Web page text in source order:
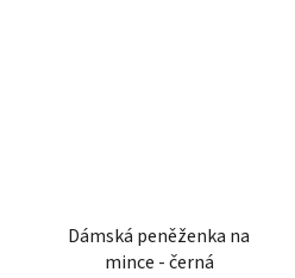
Dámská peněženka na
mince - černá